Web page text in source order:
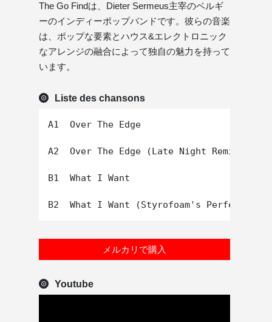
The Go Findは、Dieter Sermeus主宰のベルギ
ーのインディーポップバンドです。彼らの音楽
は、ポップな要素とハウス&エレクトロニック
なアレンジの融合によって独自の魅力を持って
います。
Liste des chansons
A1  Over The Edge
A2  Over The Edge (Late Night Remix)
B1  What I Want
メルカリで購入
Youtube